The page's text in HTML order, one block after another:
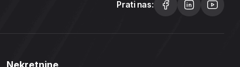
Prati nas:
Nekretnine